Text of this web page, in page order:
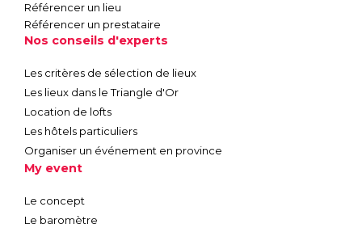
Référencer un lieu
Référencer un prestataire
Nos conseils d'experts
Les critères de sélection de lieux
Les lieux dans le Triangle d'Or
Location de lofts
Les hôtels particuliers
Organiser un événement en province
My event
Le concept
Le baromètre